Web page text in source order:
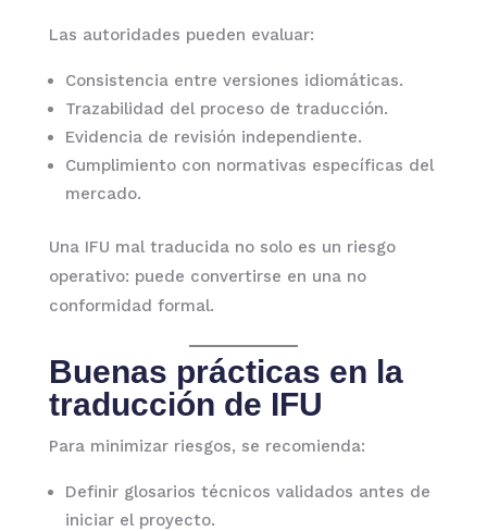
Las autoridades pueden evaluar:
Consistencia entre versiones idiomáticas.
Trazabilidad del proceso de traducción.
Evidencia de revisión independiente.
Cumplimiento con normativas específicas del
mercado.
Una IFU mal traducida no solo es un riesgo
operativo: puede convertirse en una no
conformidad formal.
Buenas prácticas en la
traducción de IFU
Para minimizar riesgos, se recomienda:
Definir glosarios técnicos validados antes de
iniciar el proyecto.